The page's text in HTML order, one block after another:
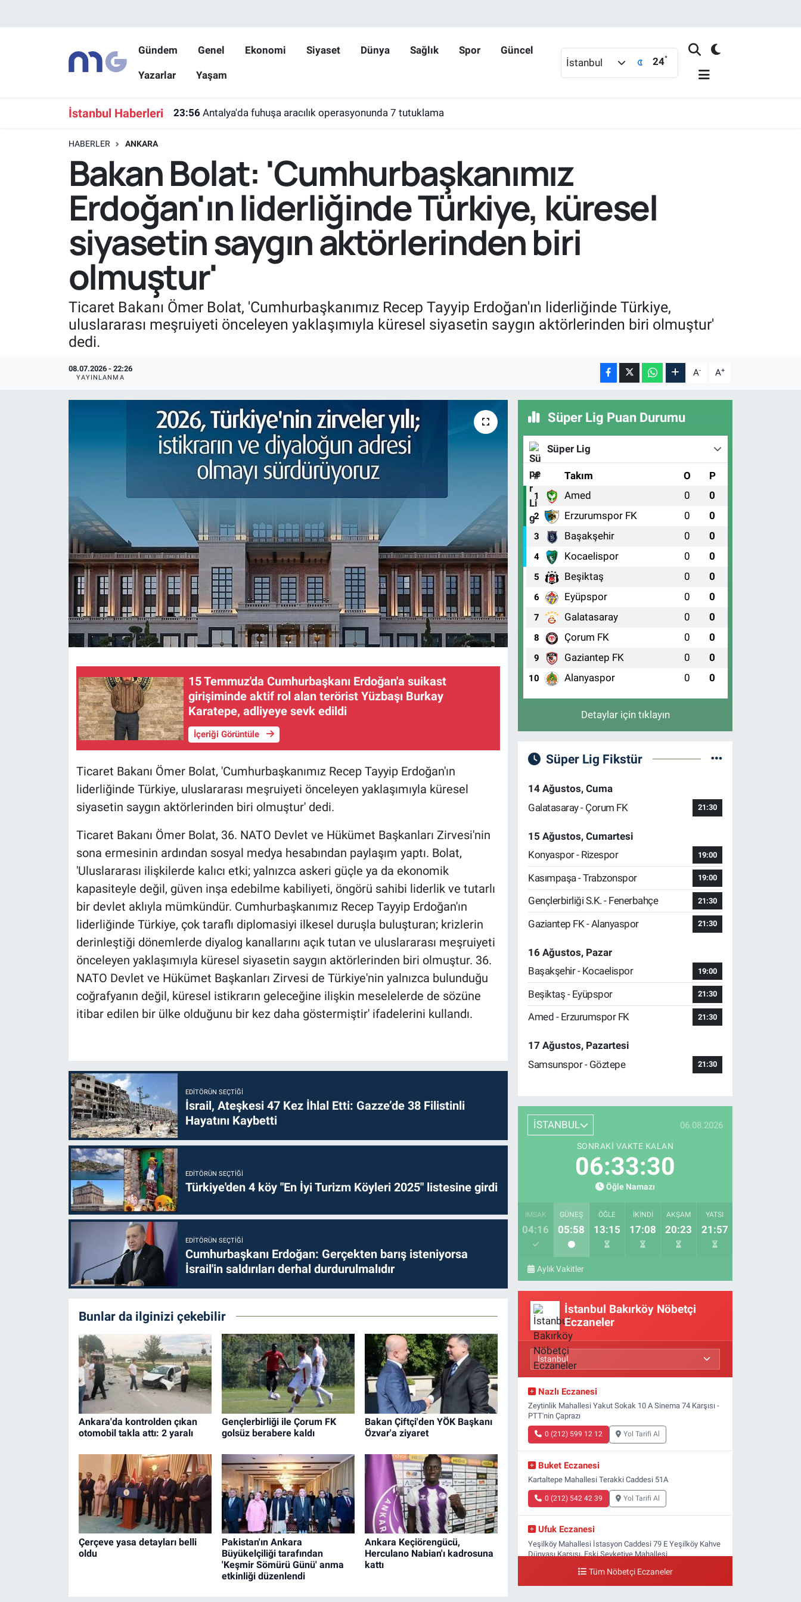
Gündem Genel Ekonomi Siyaset Dünya Sağlık Spor Güncel
Yazarlar Yaşam
İstanbul 24°
İstanbul Haberleri 23:56 Antalya'da fuhuşa aracılık operasyonunda 7 tutuklama
HABERLER ANKARA
Bakan Bolat: 'Cumhurbaşkanımız
Erdoğan'ın liderliğinde Türkiye, küresel
siyasetin saygın aktörlerinden biri
olmuştur'
Ticaret Bakanı Ömer Bolat, 'Cumhurbaşkanımız Recep Tayyip Erdoğan'ın liderliğinde Türkiye,
uluslararası meşruiyeti önceleyen yaklaşımıyla küresel siyasetin saygın aktörlerinden biri olmuştur'
dedi.
08.07.2026 - 22:26
YAYINLANMA A- A+
15 Temmuz'da Cumhurbaşkanı Erdoğan'a suikast
girişiminde aktif rol alan terörist Yüzbaşı Burkay
Karatepe, adliyeye sevk edildi
İçeriği Görüntüle
Ticaret Bakanı Ömer Bolat, 'Cumhurbaşkanımız Recep Tayyip Erdoğan'ın
liderliğinde Türkiye, uluslararası meşruiyeti önceleyen yaklaşımıyla küresel
siyasetin saygın aktörlerinden biri olmuştur' dedi.
Ticaret Bakanı Ömer Bolat, 36. NATO Devlet ve Hükümet Başkanları Zirvesi'nin
sona ermesinin ardından sosyal medya hesabından paylaşım yaptı. Bolat,
'Uluslararası ilişkilerde kalıcı etki; yalnızca askeri güçle ya da ekonomik
kapasiteyle değil, güven inşa edebilme kabiliyeti, öngörü sahibi liderlik ve tutarlı
bir devlet aklıyla mümkündür. Cumhurbaşkanımız Recep Tayyip Erdoğan'ın
liderliğinde Türkiye, çok taraflı diplomasiyi ilkesel duruşla buluşturan; krizlerin
derinleştiği dönemlerde diyalog kanallarını açık tutan ve uluslararası meşruiyeti
önceleyen yaklaşımıyla küresel siyasetin saygın aktörlerinden biri olmuştur. 36.
NATO Devlet ve Hükümet Başkanları Zirvesi de Türkiye'nin yalnızca bulunduğu
coğrafyanın değil, küresel istikrarın geleceğine ilişkin meselelerde de sözüne
itibar edilen bir ülke olduğunu bir kez daha göstermiştir' ifadelerini kullandı.
EDITÖRÜN SEÇTIĞI
İsrail, Ateşkesi 47 Kez İhlal Etti: Gazze’de 38 Filistinli
Hayatını Kaybetti
EDITÖRÜN SEÇTIĞI
Türkiye'den 4 köy "En İyi Turizm Köyleri 2025" listesine girdi
EDITÖRÜN SEÇTIĞI
Cumhurbaşkanı Erdoğan: Gerçekten barış isteniyorsa
İsrail'in saldırıları derhal durdurulmalıdır
Bunlar da ilginizi çekebilir
Ankara'da kontrolden çıkan
otomobil takla attı: 2 yaralı
Gençlerbirliği ile Çorum FK
golsüz berabere kaldı
Bakan Çiftçi'den YÖK Başkanı
Özvar'a ziyaret
Çerçeve yasa detayları belli
oldu
Pakistan'ın Ankara
Büyükelçiliği tarafından
'Keşmir Sömürü Günü' anma
etkinliği düzenlendi
Ankara Keçiörengücü,
Herculano Nabian'ı kadrosuna
kattı
Süper Lig Puan Durumu
Süper Lig
# Takım O P
1 Amed 0 0
2 Erzurumspor FK 0 0
3 Başakşehir 0 0
4 Kocaelispor 0 0
5 Beşiktaş 0 0
6 Eyüpspor 0 0
7 Galatasaray 0 0
8 Çorum FK 0 0
9 Gaziantep FK 0 0
10 Alanyaspor 0 0
Detaylar için tıklayın
Süper Lig Fikstür
14 Ağustos, Cuma
Galatasaray - Çorum FK
21:30
15 Ağustos, Cumartesi
Konyaspor - Rizespor
19:00
Kasımpaşa - Trabzonspor 19:00
Gençlerbirliği S.K. - Fenerbahçe 21:30
Gaziantep FK - Alanyaspor 21:30
16 Ağustos, Pazar
Başakşehir - Kocaelispor
19:00
Beşiktaş - Eyüpspor 21:30
Amed - Erzurumspor FK 21:30
17 Ağustos, Pazartesi
Samsunspor - Göztepe
21:30
İSTANBUL 06.08.2026
SONRAKI VAKTE KALAN
06:33:29
Öğle Namazı
İMSAK
04:16
GÜNEŞ
05:58
ÖĞLE
13:15
İKINDI
17:08
AKŞAM
20:23
YATSI
21:57
Aylık Vakitler
İstanbul Bakırköy Nöbetçi
Eczaneler
Nazlı Eczanesi
Zeytinlik Mahallesi Yakut Sokak 10 A Sinema 74 Karşısı -
PTT'nin Çaprazı
0 (212) 599 12 12 Yol Tarifi Al
Buket Eczanesi
Kartaltepe Mahallesi Terakki Caddesi 51A
0 (212) 542 42 39 Yol Tarifi Al
Ufuk Eczanesi
Yeşilköy Mahallesi İstasyon Caddesi 79 E Yeşilköy Kahve
Dünyası Karşısı, Eski Şevketiye Mahallesi
0 (212) 663 03 25 Yol Tarifi Al
Tüm Nöbetçi Eczaneler
Hava Durumu
İstanbul Namaz Vakitleri
Süper Lig Puan Durumu ve Fikstür
Tüm Manşetler
Son Dakika Haberleri
Haber Arşivi